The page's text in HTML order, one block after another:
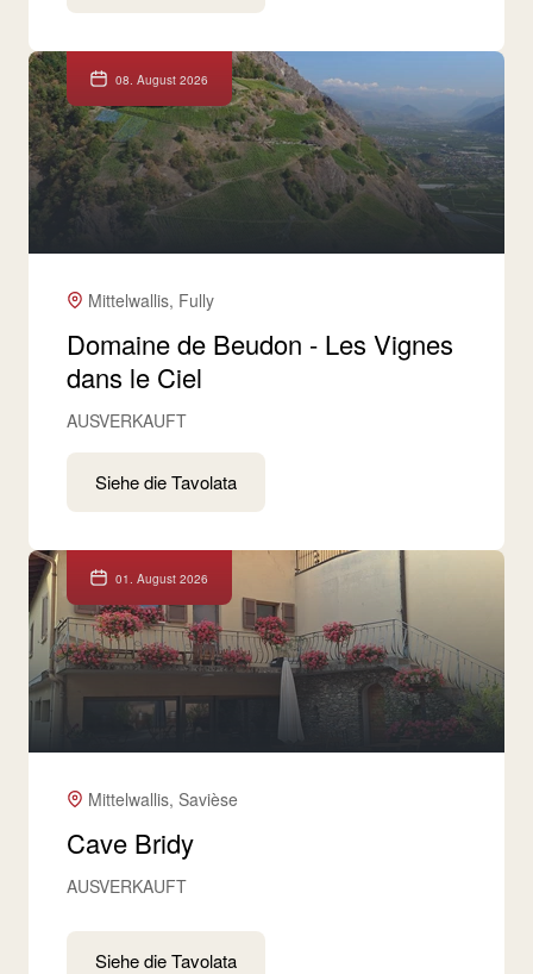
08. August 2026
Mittelwallis, Fully
Domaine de Beudon - Les Vignes
dans le Ciel
AUSVERKAUFT
Siehe die Tavolata
01. August 2026
Mittelwallis, Savièse
Cave Bridy
AUSVERKAUFT
Siehe die Tavolata